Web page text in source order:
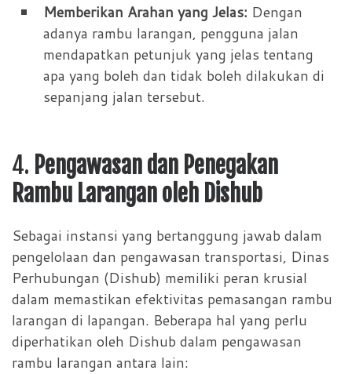
Memberikan Arahan yang Jelas: Dengan
adanya rambu larangan, pengguna jalan
mendapatkan petunjuk yang jelas tentang
apa yang boleh dan tidak boleh dilakukan di
sepanjang jalan tersebut.
4. Pengawasan dan Penegakan
Rambu Larangan oleh Dishub
Sebagai instansi yang bertanggung jawab dalam
pengelolaan dan pengawasan transportasi, Dinas
Perhubungan (Dishub) memiliki peran krusial
dalam memastikan efektivitas pemasangan rambu
larangan di lapangan. Beberapa hal yang perlu
diperhatikan oleh Dishub dalam pengawasan
rambu larangan antara lain: